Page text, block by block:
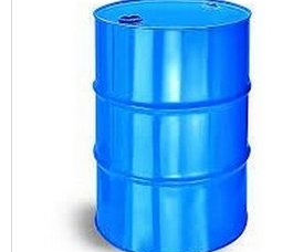
causando danos
importância da reciclagem
descarte inadequado desse
gerar sérios pro...